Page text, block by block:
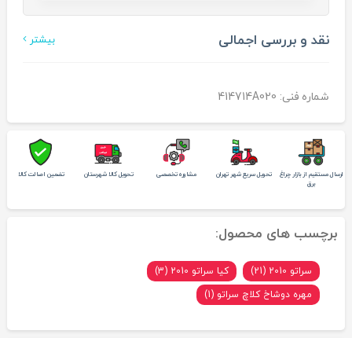
نقد و بررسی اجمالی بیشتر
شماره فنی: 414714A020
ارسال مستقیم از بازار چراغ
برق
تحویل سریع شهر تهران مشاوره تخصصی تحویل کالا شهرستان تضمین اصالت کالا
برچسب های محصول:
سراتو 2010 (21)
کیا سراتو 2010 (3)
مهره دوشاخ کلاچ سراتو (1)